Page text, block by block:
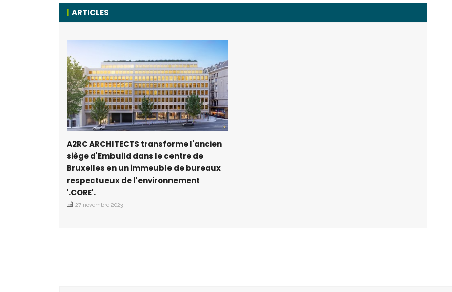
ARTICLES
A2RC ARCHITECTS transforme l'ancien
siège d'Embuild dans le centre de
Bruxelles en un immeuble de bureaux
respectueux de l'environnement
'.CORE'.
27 novembre 2023